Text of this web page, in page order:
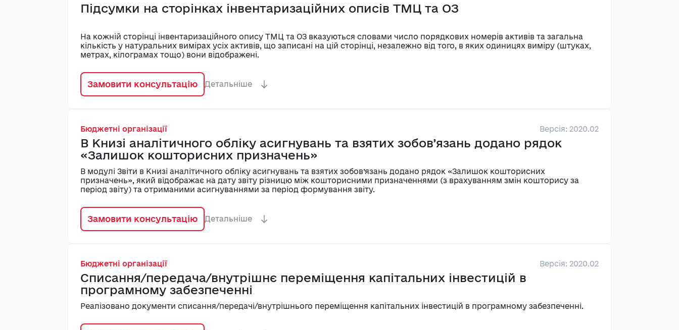
Підсумки на сторінках інвентаризаційних описів ТМЦ та ОЗ
На кожній сторінці інвентаризаційного опису ТМЦ та ОЗ вказуються словами число порядкових номерів активів та загальна
кількість у натуральних вимірах усіх активів, що записані на цій сторінці, незалежно від того, в яких одиницях виміру (штуках,
метрах, кілограмах тощо) вони відображені.
Замовити консультацію Детальніше
Бюджетні організації Версія: 2020.02
В Книзі аналітичного обліку асигнувань та взятих зобов’язань додано рядок
«Залишок кошторисних призначень»
В модулі Звіти в Книзі аналітичного обліку асигнувань та взятих зобов’язань додано рядок «Залишок кошторисних
призначень», який відображає на дату звіту різницю між кошторисними призначеннями (з врахуванням змін кошторису за
період звіту) та отриманими асигнуваннями за період формування звіту.
Замовити консультацію Детальніше
Бюджетні організації Версія: 2020.02
Списання/передача/внутрішнє переміщення капітальних інвестицій в
програмному забезпеченні
Реалізовано документи списання/передачі/внутрішнього переміщення капітальних інвестицій в програмному забезпеченні.